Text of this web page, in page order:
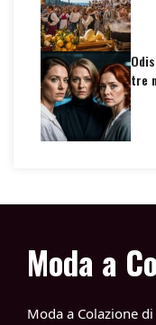
tre
Moda a
Moda a Colazione